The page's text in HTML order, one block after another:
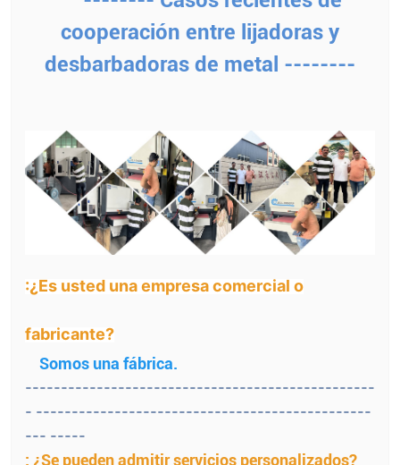
cooperación entre lijadoras y
desbarbadoras de metal --------
:¿Es usted una empresa comercial o
fabricante?
Somos una fábrica.
-------------------------------------------------
- -----------------------------------------------
--- -----
: ¿Se pueden admitir servicios personalizados?